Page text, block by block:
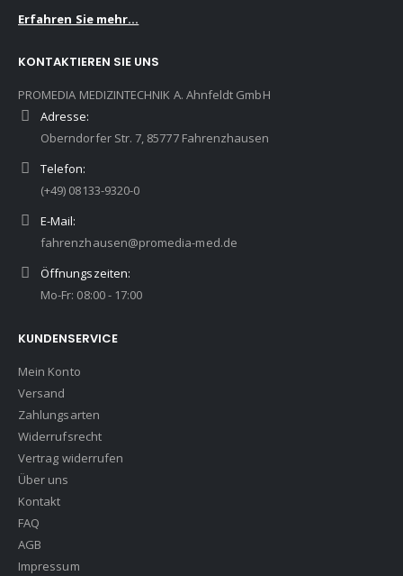
Erfahren Sie mehr...
KONTAKTIEREN SIE UNS
PROMEDIA MEDIZINTECHNIK A. Ahnfeldt GmbH
Adresse:
Oberndorfer Str. 7, 85777 Fahrenzhausen
Telefon:
(+49) 08133-9320-0
E-Mail:
fahrenzhausen@promedia-med.de
Öffnungszeiten:
Mo-Fr: 08:00 - 17:00
KUNDENSERVICE
Mein Konto
Versand
Zahlungsarten
Widerrufsrecht
Vertrag widerrufen
Über uns
Kontakt
FAQ
AGB
Impressum